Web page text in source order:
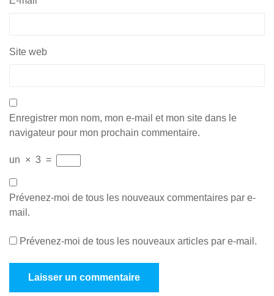
Site web
Enregistrer mon nom, mon e-mail et mon site dans le
navigateur pour mon prochain commentaire.
un × 3 =
Prévenez-moi de tous les nouveaux commentaires par e-
mail.
Prévenez-moi de tous les nouveaux articles par e-mail.